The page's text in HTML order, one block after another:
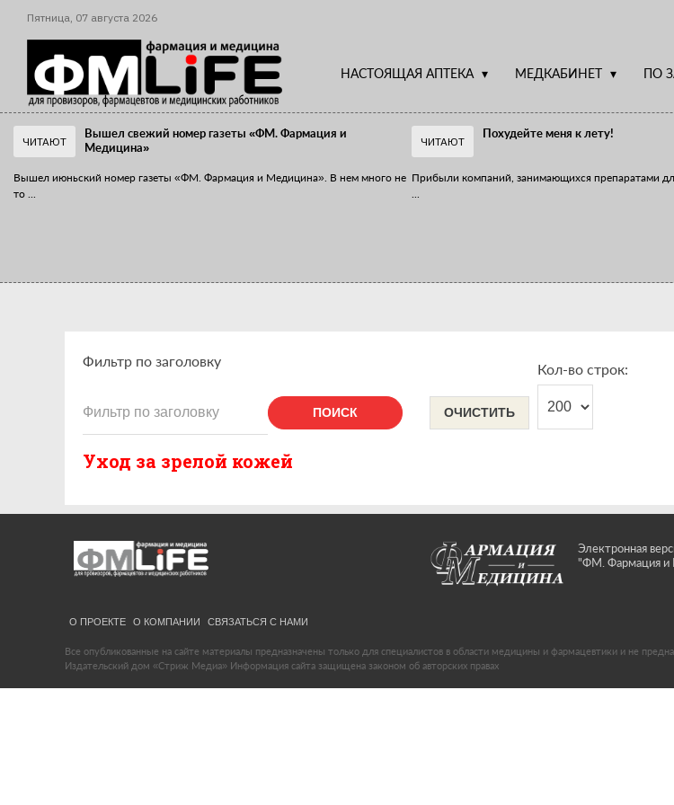
Пятница, 07 августа 2026
НАСТОЯЩАЯ АПТЕКА МЕДКАБИНЕТ ПО
ЧИТАЮТ
Вышел свежий номер газеты «ФМ. Фармация и
Медицина»
Вышел июньский номер газеты «ФМ. Фармация и Медицина». В нем много не
то
ЧИТАЮТ
Похудейте меня к лету!
Прибыли компаний, занимающихся препаратами
Фильтр по заголовку
ПОИСК ОЧИСТИТЬ
Кол-во строк:
Уход за зрелой кожей
Электронная
"ФМ. Фармация и
О ПРОЕКТЕ О КОМПАНИИ СВЯЗАТЬСЯ С НАМИ
Все опубликованные на сайте материалы предназначены только для специалистов в области медицины и фармацевтики и не
Издательский дом «Стриж Медиа» Информация сайта защищена законом об авторских правах